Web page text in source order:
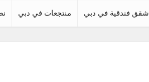
شقق فندقية في دبي منتجعات في دبي